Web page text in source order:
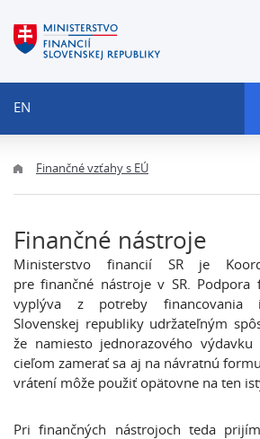
EN
Finančné vzťahy s EÚ
Finančné nástroje
Ministerstvo financií SR je
pre finančné nástroje v SR. Podpora
vyplýva z potreby financovania
Slovenskej republiky udržateľným
že namiesto jednorazového
cieľom zamerať sa aj na návratnú
vrátení môže použiť opätovne na ten
Pri finančných nástrojoch teda